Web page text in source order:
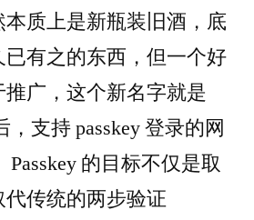
质上是新瓶装旧酒，底
有之的东西，但一个好
广，这个新名字就是
，支持 passkey 登录的网
的目标不仅是取
传统的两步验证